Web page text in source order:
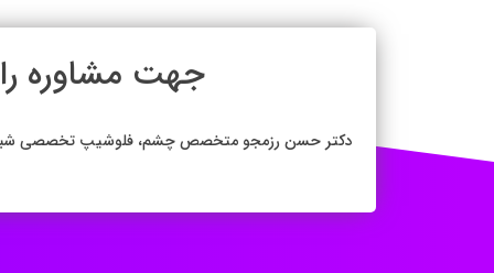
جهت
دکتر حسن رزمجو متخصص چشم، فلوشیپ تخصصی شبکیه